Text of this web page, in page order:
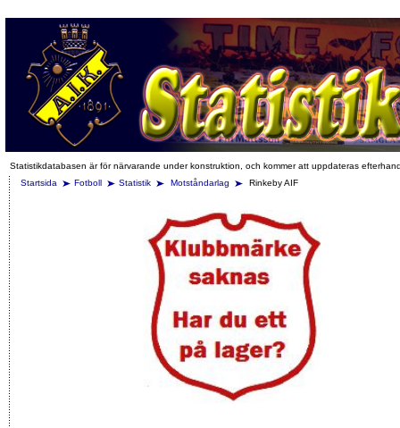
Statistikdatabasen är för närvarande under konstruktion, och kommer att uppdateras
Startsida
Fotboll Statistik Motståndarlag Rinkeby AIF